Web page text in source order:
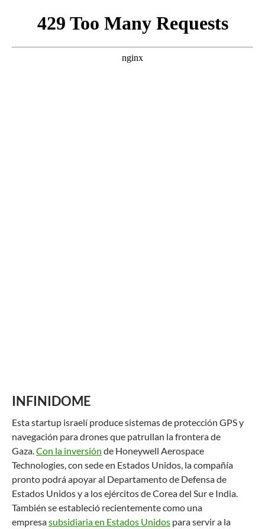
INFINIDOME
Esta startup israelí produce sistemas de protección GPS y
navegación para drones que patrullan la frontera de
Gaza. Con la inversión de Honeywell Aerospace
Technologies, con sede en Estados Unidos, la compañía
pronto podrá apoyar al Departamento de Defensa de
Estados Unidos y a los ejércitos de Corea del Sur e India.
También se estableció recientemente como una
empresasubsidiaria en Estados Unidos para servir a la